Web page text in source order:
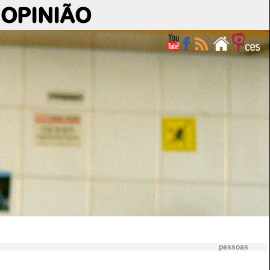
OPINIÃO
pessoas